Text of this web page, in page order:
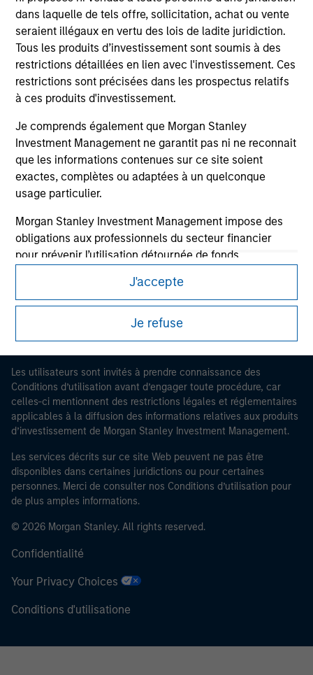
dans laquelle de tels offre, sollicitation, achat ou vente
seraient illégaux en vertu des lois de ladite juridiction.
Tous les produits d’investissement sont soumis à des
restrictions détaillées en lien avec l'investissement. Ces
restrictions sont précisées dans les prospectus relatifs
à ces produits d'investissement.
Je comprends également que Morgan Stanley
Investment Management ne garantit pas ni ne reconnait
que les informations contenues sur ce site soient
exactes, complètes ou adaptées à un quelconque
usage particulier.
Morgan Stanley Investment Management impose des
obligations aux professionnels du secteur financier
pour prévenir l’utilisation détournée de fonds
y compris des procédures permettant l'identification
des abonnés et la réalisation de vérifications, ainsi que
d'autres contrôles de sécurité pertinents.
Investment Management, ni aucune de ses sociétés
affiliées, ne pourra être tenue responsable de
quelconques pertes résultant directement ou
indirectement de toute information consultée résultant
d’une déclaration fausse ou erronée de ma part. En
acceptant cette déclaration, je confirme également
mon acceptation desTerms of Use, que j'ai lues et
comprises. Si la déclaration ci-dessus est exacte,
veuillez cliquer sur « J'accepte » ci-dessous pour
ci-dessous pour revenir à la page d'accueil.
qu’interprété à l’annexe II, partie I, de la directive
2014/65/UE (« MiFID »)) : (a) un établissement de crédit,
J'accepte
Je refuse
hyperlinked site. In no event shall we be responsible for the
information contained on the site or your use of such site
Morgan Stanley
Morgan Stanley Careers
Les utilisateurs sont invités à prendre connaissance des
Conditions d’utilisation avant d’engager toute procédure, car
celles-ci mentionnent des restrictions légales et réglementaires
applicables à la diffusion des informations relatives aux produits
d’investissement de Morgan Stanley Investment Management.
Les services décrits sur ce site Web peuvent ne pas être
disponibles dans certaines juridictions ou pour certaines
personnes. Merci de consulter nos Conditions d’utilisation pour
de plus amples informations.
© 2026 Morgan Stanley. All rights reserved.
Confidentialité
Your Privacy Choices
Conditions d'utilisatione